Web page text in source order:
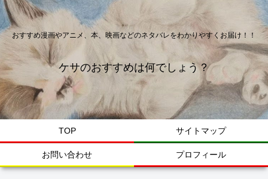
おすすめ漫画やアニメ、本、映画などのネタバレをわかりやすくお届け！！
ケサのおすすめは何でしょう？
TOP サイトマップ
お問い合わせ プロフィール